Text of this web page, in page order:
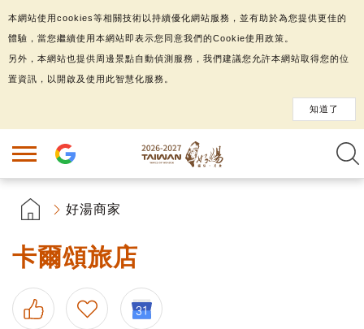
好湯商家
卡爾頌旅店
本網站使用cookies等相關技術以持續優化網站服務，並有助於為您提供更佳的
體驗，當您繼續使用本網站即表示您同意我們的Cookie使用政策。
另外，本網站也提供周邊景點自動偵測服務，我們建議您允許本網站取得您的位
置資訊，以開啟及使用此智慧化服務。
知道了